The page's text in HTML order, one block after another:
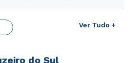
Ver Tudo +
do Sul